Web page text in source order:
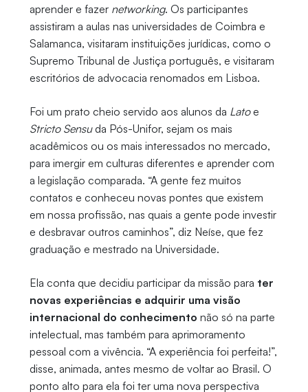
aprender e fazer networking. Os participantes
assistiram a aulas nas universidades de Coimbra e
Salamanca, visitaram instituições jurídicas, como o
Supremo Tribunal de Justiça português, e visitaram
escritórios de advocacia renomados em Lisboa.
Foi um prato cheio servido aos alunos da Latoe
Stricto Sensuda Pós-Unifor, sejam os mais
acadêmicos ou os mais interessados no mercado,
para imergir em culturas diferentes e aprender com
a legislação comparada. “A gente fez muitos
contatos e conheceu novas pontes que existem
em nossa profissão, nas quais a gente pode investir
e desbravar outros caminhos”, diz Neíse, que fez
graduação e mestrado na Universidade.
Ela conta que decidiu participar da missão para ter
novas experiências e adquirir uma visão
internacional do conhecimento não só na parte
intelectual, mas também para aprimoramento
pessoal com a vivência. “A experiência foi perfeita!”,
disse, animada, antes mesmo de voltar ao Brasil. O
ponto alto para ela foi ter uma nova perspectiva